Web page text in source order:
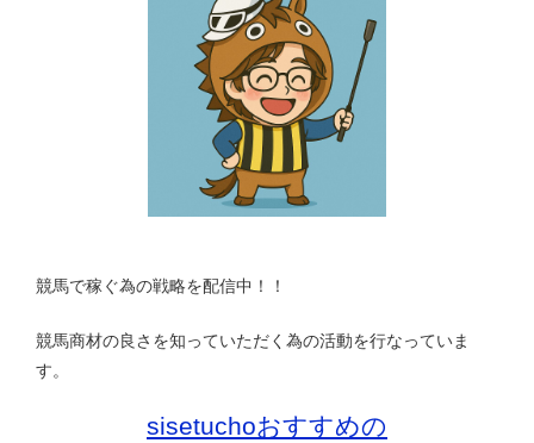
競馬で稼ぐ為の戦略を配信中！！
競馬商材の良さを知っていただく為の活動を行なっていま
す。
sisetuchoおすすめの